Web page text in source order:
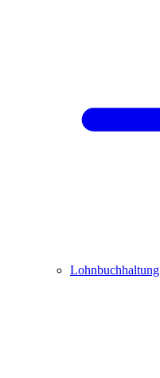
Lohnbuchhaltung